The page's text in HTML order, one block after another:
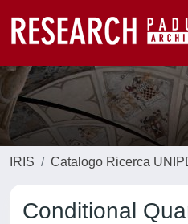
IRIS Catalogo Ricerca
Conditional